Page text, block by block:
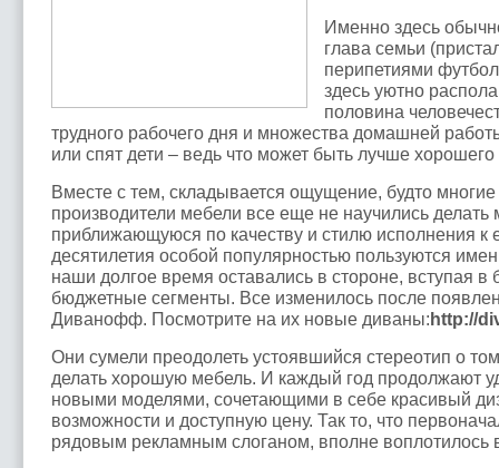
Именно здесь
глава семьи
перипетиями
здесь уютно
половина
трудного рабочего дня и множества домашней
или спят дети – ведь что может быть лучше
Вместе с тем, складывается ощущение, будто
производители мебели все еще не научились делать
приближающуюся по качеству и стилю исполнения к
десятилетия особой популярностью пользуются
наши долгое время оставались в стороне, вступая в
бюджетные сегменты. Все изменилось после
Диванофф. Посмотрите на их новые диваны:http://
Они сумели преодолеть устоявшийся стереотип о
делать хорошую мебель. И каждый год продолжают
новыми моделями, сочетающими в себе красивый
возможности и доступную цену. Так то, что
рядовым рекламным слоганом, вполне воплотилось